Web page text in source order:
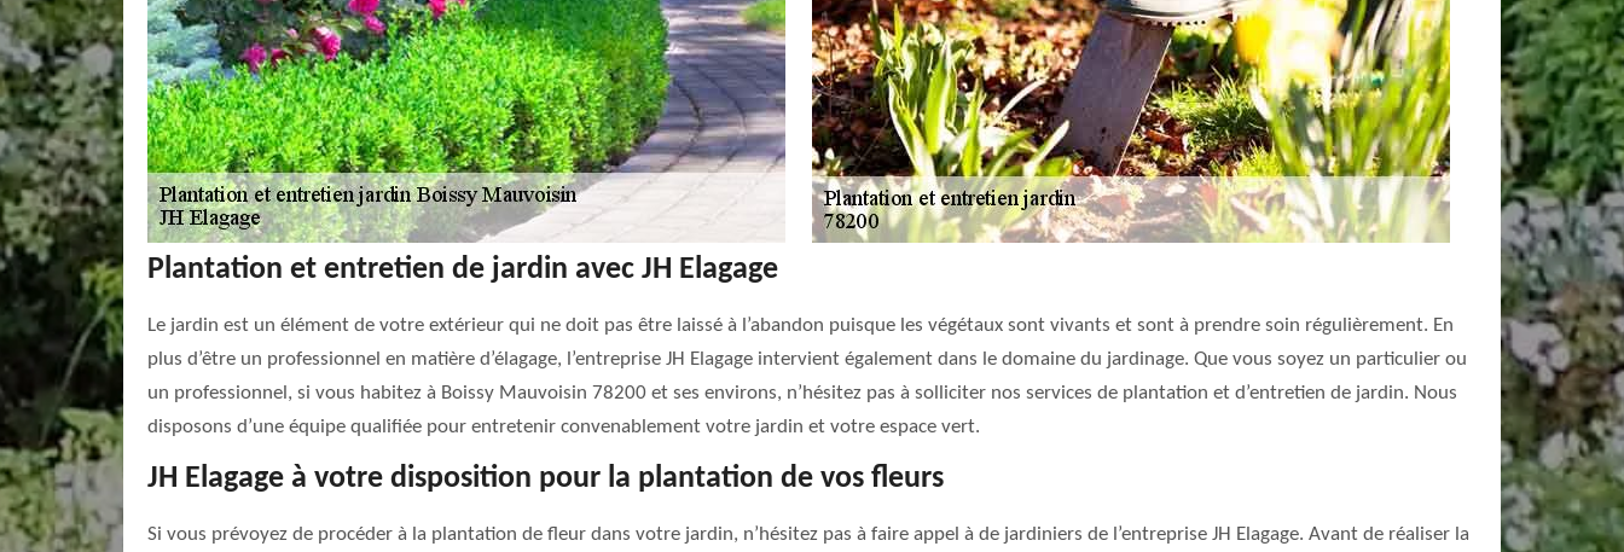
Plantation et entretien de jardin avec JH Elagage
Le jardin est un élément de votre extérieur qui ne doit pas être laissé à l’abandon puisque les végétaux sont vivants et sont à prendre soin régulièrement. En
plus d’être un professionnel en matière d’élagage, l’entreprise JH Elagage intervient également dans le domaine du jardinage. Que vous soyez un particulier ou
un professionnel, si vous habitez à Boissy Mauvoisin 78200 et ses environs, n’hésitez pas à solliciter nos services de plantation et d’entretien de jardin. Nous
disposons d’une équipe qualifiée pour entretenir convenablement votre jardin et votre espace vert.
JH Elagage à votre disposition pour la plantation de vos fleurs
Si vous prévoyez de procéder à la plantation de fleur dans votre jardin, n’hésitez pas à faire appel à de jardiniers de l’entreprise JH Elagage. Avant de réaliser la